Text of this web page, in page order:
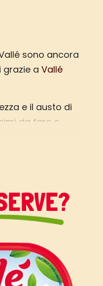
sono ancora
grazie a Vallé
e il gusto di
da fare e
come snack,